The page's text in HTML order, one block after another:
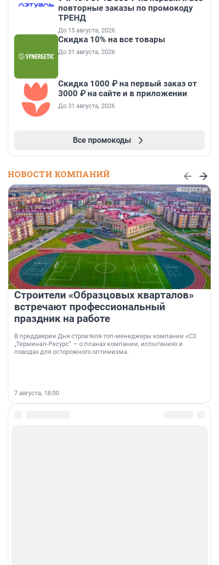
повторные заказы по промокоду
ТРЕНД
До 15 августа, 2026
Скидка 10% на все товары
До 31 августа, 2026
Скидка 1000 ₽ на первый заказ от
3000 ₽ на сайте и в приложении
До 31 августа, 2026
Все промокоды
НОВОСТИ КОМПАНИЙ
Строители «Образцовых кварталов»
встречают профессиональный
праздник на работе
В преддверии Дня строителя топ-менеджеры компании «СЗ
„Терминал-Ресурс“ — о планах компании, испытаниях и
поводах для осторожного оптимизма.
7 августа, 18:00